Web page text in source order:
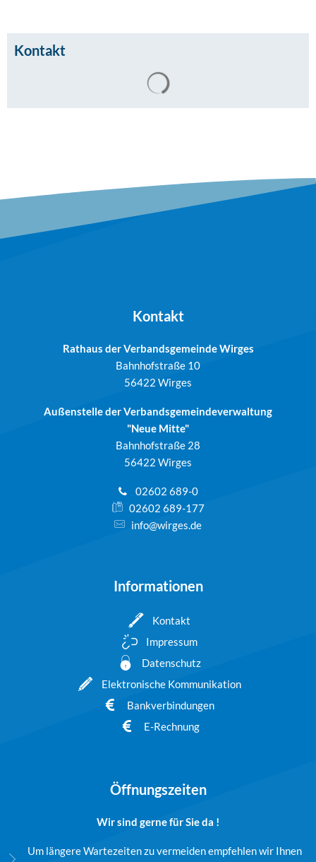
Kontakt
Kontakt
Rathaus der Verbandsgemeinde Wirges
Bahnhofstraße 10
56422 Wirges
Außenstelle der Verbandsgemeindeverwaltung
"Neue Mitte"
Bahnhofstraße 28
56422 Wirges
02602 689-0
02602 689-177
info@wirges.de
Informationen
Kontakt
Impressum
Datenschutz
Elektronische Kommunikation
Bankverbindungen
E-Rechnung
Öffnungszeiten
Wir sind gerne für Sie da !
Um längere Wartezeiten zu vermeiden empfehlen wir Ihnen